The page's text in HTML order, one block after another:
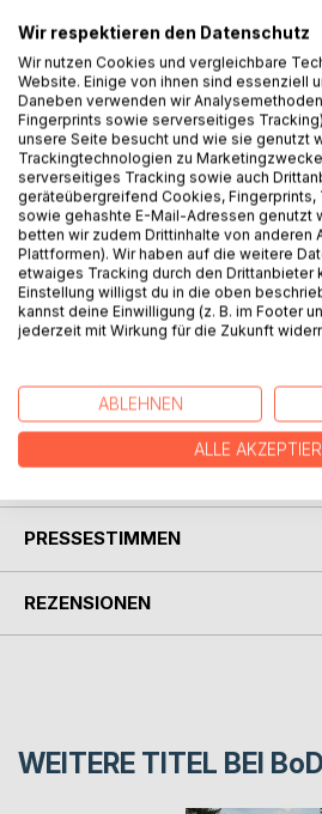
Titel bewerten
BESCHREIBUNG
Dieses E-Book wurde verfasst, um
Erfüllen Ihres Wunsches der
helfen und zu unterstützen.
ankommt beim Verlieren von
motivierenden Sprüchen und Zielen.
AUTOR/IN
PRESSESTIMMEN
REZENSIONEN
WEITERE TITEL BEI BoD
Wir respektieren den Datenschutz
Wir nutzen Cookies und vergleichbare
Website. Einige von ihnen sind essenziell
Daneben verwenden wir
Fingerprints sowie serverseitiges
unsere Seite besucht und wie sie genutzt
Trackingtechnologien zu
serverseitiges Tracking sowie auch
geräteübergreifend Cookies, Fingerprints,
sowie gehashte E-Mail-Adressen genutzt
betten wir zudem Drittinhalte von anderen
Plattformen). Wir haben auf die weitere
etwaiges Tracking durch den Drittanbieter
Einstellung willigst du in die oben
kannst deine Einwilligung (z. B. im Footer
jederzeit mit Wirkung für die Zukunft
ABLEHNEN
ALLE